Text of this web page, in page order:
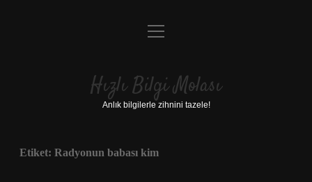
Anasayfa
Yasal Uyarı
menüyü
Hızlı Bilgi Molası
Anlık bilgilerle zihnini tazele!
Etiket: Radyonun babası kim